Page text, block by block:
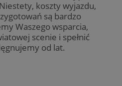
koszty wyjazdu,
są bardzo
Waszego wsparcia,
scenie i spełnić
od lat.